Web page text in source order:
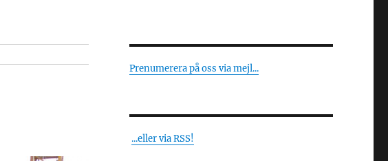
Prenumerera på oss via mejl...
...eller via RSS!